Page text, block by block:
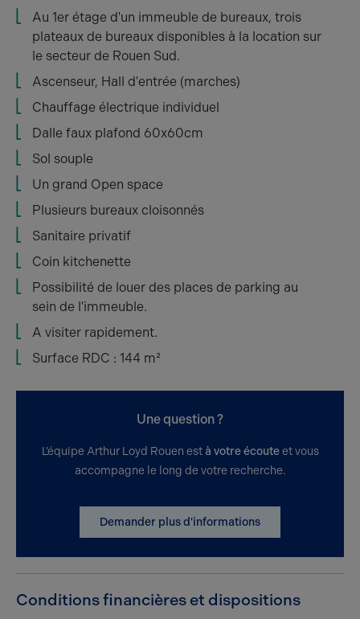
Au 1er étage d'un immeuble de bureaux, trois
plateaux de bureaux disponibles à la location sur
le secteur de Rouen Sud.
Ascenseur, Hall d'entrée (marches)
Chauffage électrique individuel
Dalle faux plafond 60x60cm
Sol souple
Un grand Open space
Plusieurs bureaux cloisonnés
Sanitaire privatif
Coin kitchenette
Possibilité de louer des places de parking au
sein de l'immeuble.
A visiter rapidement.
Surface RDC : 144 m²
Une question ?
L’équipe Arthur Loyd Rouen est à votre écouteet vous
accompagne le long de votre recherche.
Demander plus d'informations
Conditions financières et dispositions